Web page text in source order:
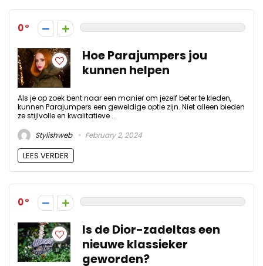
0
Hoe Parajumpers jou
kunnen helpen
Als je op zoek bent naar een manier om jezelf beter te kleden,
kunnen Parajumpers een geweldige optie zijn. Niet alleen bieden
ze stijlvolle en kwalitatieve ...
Stylishweb
February 2, 2024
LEES VERDER
0
Is de Dior-zadeltas een
nieuwe klassieker
geworden?